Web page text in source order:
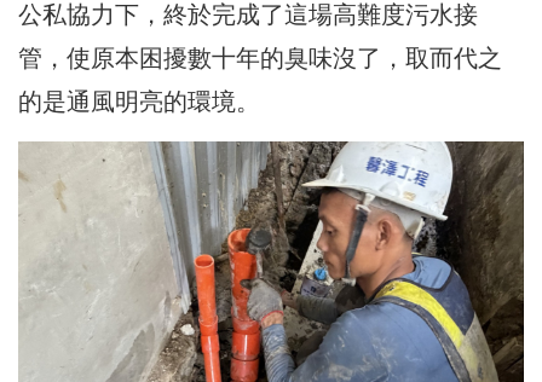
公私協力下，終於完成了這場高難度污水接
管，使原本困擾數十年的臭味沒了，取而代之
的是通風明亮的環境。